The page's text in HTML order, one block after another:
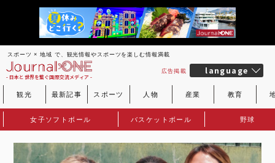
スポーツ × 地域 で、観光情報やスポーツを楽しむ情報満載
- 日本と世界を繋ぐ国際交流メディア -
広告掲載 language
観光 最新記事 スポーツ 人物 産業 教育
女子ソフトボール バスケットボール 野球